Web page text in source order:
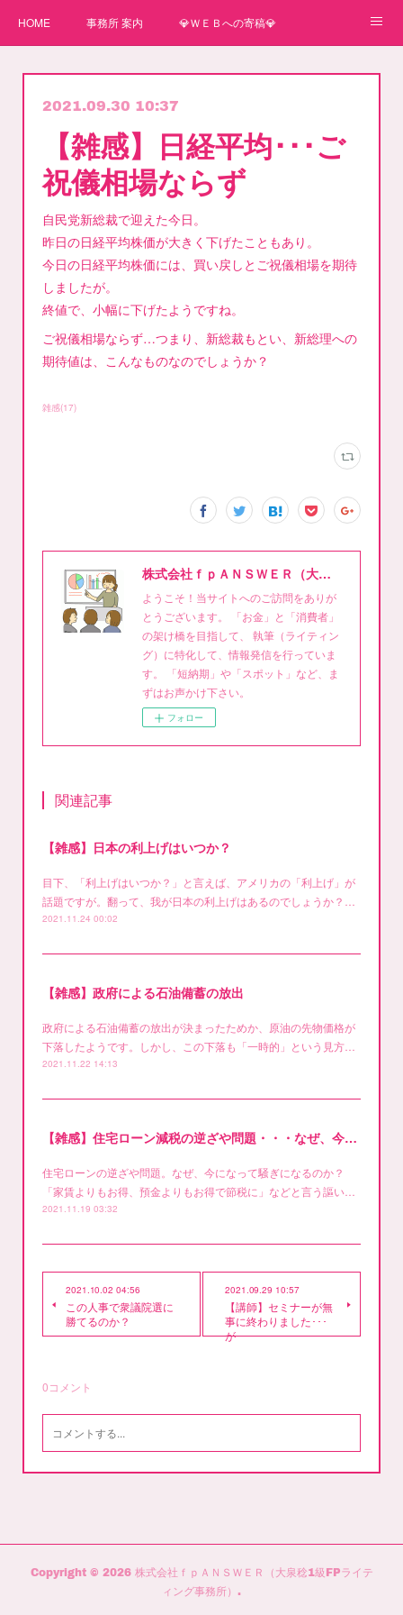
HOME 事務所 案内 💎ＷＥＢへの寄稿💎
弊事務所へのお問い合わせ講師
2021.09.30 10:37
【雑感】日経平均･･･ご
祝儀相場ならず
自民党新総裁で迎えた今日。
昨日の日経平均株価が大きく下げたこともあり。
今日の日経平均株価には、買い戻しとご祝儀相場を期待
しましたが。
終値で、小幅に下げたようですね。
ご祝儀相場ならず…つまり、新総裁もとい、新総理への
期待値は、こんなものなのでしょうか？
雑感(17)
株式会社ｆｐＡＮＳＷＥＲ（大泉稔1級FPライティング事務所）
ようこそ！当サイトへのご訪問をありが
とうございます。 「お金」と「消費者」
の架け橋を目指して、 執筆（ライティン
グ）に特化して、情報発信を行っていま
す。 「短納期」や「スポット」など、ま
ずはお声かけ下さい。
フォロー
関連記事
【雑感】日本の利上げはいつか？
目下、「利上げはいつか？」と言えば、アメリカの「利上げ」が
話題ですが。翻って、我が日本の利上げはあるのでしょうか？…
2021.11.24 00:02
【雑感】政府による石油備蓄の放出
政府による石油備蓄の放出が決まったためか、原油の先物価格が
下落したようです。しかし、この下落も「一時的」という見方…
2021.11.22 14:13
【雑感】住宅ローン減税の逆ざや問題・・・なぜ、今さら？
住宅ローンの逆ざや問題。なぜ、今になって騒ぎになるのか？
「家賃よりもお得、預金よりもお得で節税に」などと言う謳い…
2021.11.19 03:32
2021.10.02 04:56
この人事で衆議院選に
勝てるのか？
2021.09.29 10:57
【講師】セミナーが無
事に終わりました･･･
が
0コメント
Copyright © 2026 株式会社ｆｐＡＮＳＷＥＲ（大泉稔1級FPライテ
ィング事務所） .